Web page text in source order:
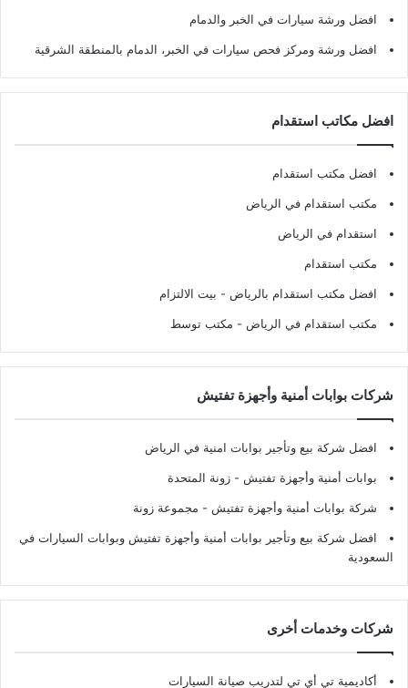
افضل ورشة سيارات في الخبر والدمام
افضل ورشة ومركز فحص سيارات في الخبر، الدمام بالمنطقة الشرقية
افضل مكاتب استقدام
افضل مكتب استقدام
مكتب استقدام في الرياض
استقدام في الرياض
مكتب استقدام
افضل مكتب استقدام بالرياض - بيت الالتزام
مكتب استقدام في الرياض - مكتب توسط
شركات بوابات أمنية وأجهزة تفتيش
افضل شركة بيع وتأجير بوابات امنية في الرياض
بوابات أمنية وأجهزة تفتيش - زونة المتحدة
شركة بوابات أمنية وأجهزة تفتيش - مجموعة زونة
افضل شركة بيع وتأجير بوابات أمنية وأجهزة تفتيش وبوابات السيارات في
السعودية
شركات وخدمات أخرى
أكاديمية تي أي تي لتدريب صيانة السيارات